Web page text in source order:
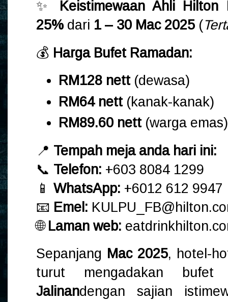
✨
Keistimewaan Ahli Hilton
25% dari 1 – 30 Mac 2025 (
💰 Harga Bufet Ramadan:
RM128 nett(dewasa)
RM64 nett(kanak-kanak)
RM89.60 nett(warga emas)
📍 Tempah meja anda hari ini:
📞 Telefon: +603 8084 1299
📱 WhatsApp: +6012 612 9947
📧 Emel:
🌐 Laman web:
Sepanjang Mac 2025, hotel-
turut mengadakan
Jalinandengan sajian